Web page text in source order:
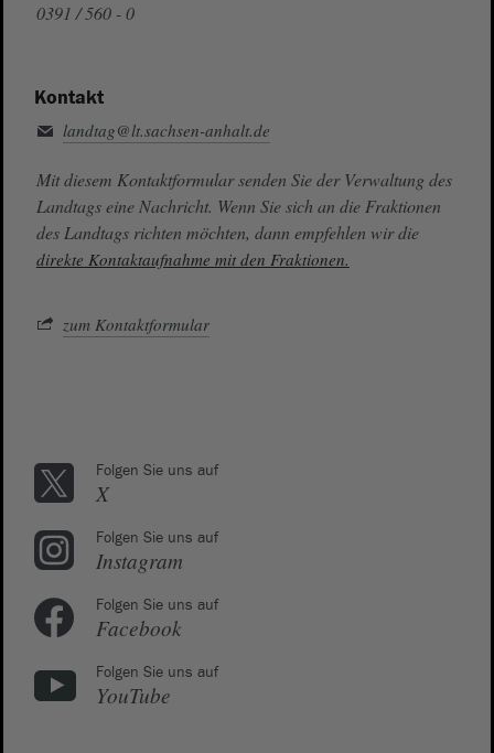
0391 / 560 - 0
Kontakt
landtag@lt.sachsen-anhalt.de
Mit diesem Kontaktformular senden Sie der Verwaltung des
Landtags eine Nachricht. Wenn Sie sich an die Fraktionen
des Landtags richten möchten, dann empfehlen wir die
direkte Kontaktaufnahme mit den Fraktionen.
zum Kontaktformular
Folgen Sie uns auf
X
Folgen Sie uns auf
Instagram
Folgen Sie uns auf
Facebook
Folgen Sie uns auf
YouTube